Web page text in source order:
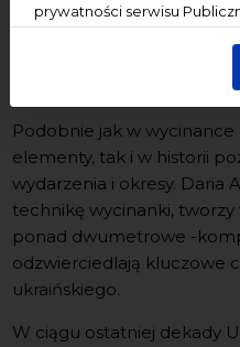
prywatności serwisu
dane są przetwarzane w
starannością i zgodnie z
Українська
Podobnie jak w
elementy, tak i w historii
wydarzenia i okresy. Daria
technikę wycinanki,
ponad dwumetrowe -
odzwierciedlają kluczowe
ukraińskiego.
W ciągu ostatniej dekady